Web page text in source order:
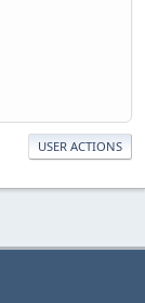
USER ACTIONS